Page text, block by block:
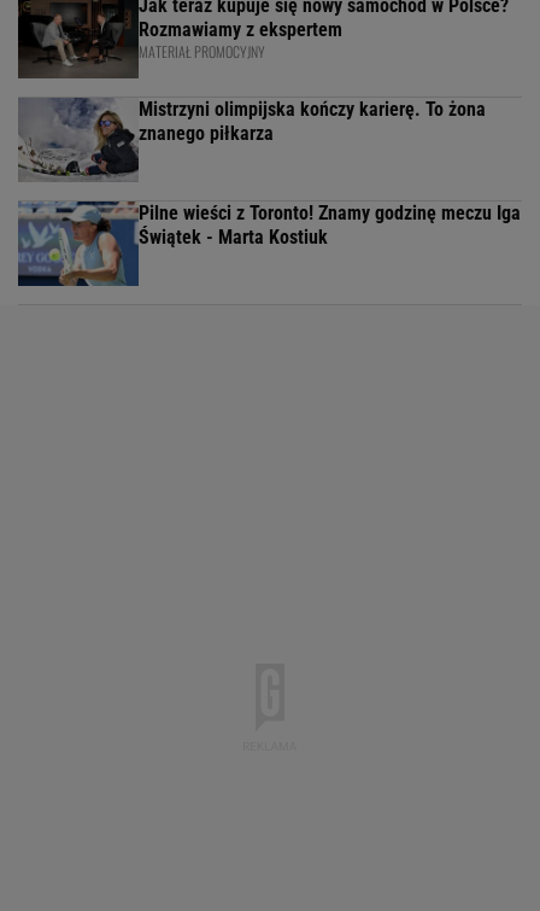
Jak teraz kupuje się nowy samochód w Polsce?
Rozmawiamy z ekspertem
MATERIAŁ PROMOCYJNY
Mistrzyni olimpijska kończy karierę. To żona
znanego piłkarza
Pilne wieści z Toronto! Znamy godzinę meczu Iga
Świątek - Marta Kostiuk